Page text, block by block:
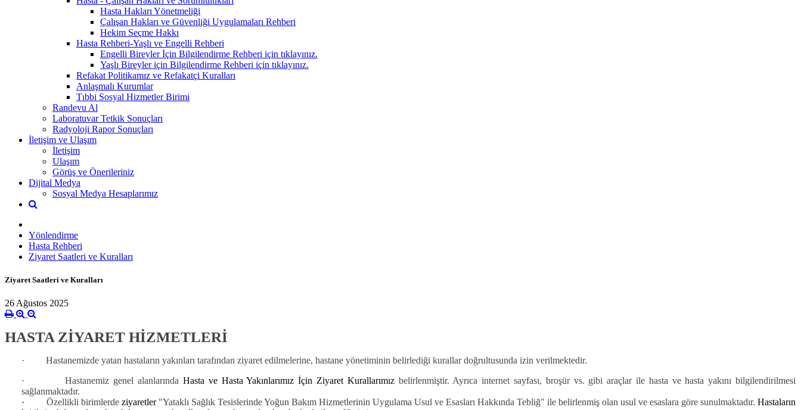
Hasta Hakları Yönetmeliği
Çalışan Hakları ve Güvenliği Uygulamaları Rehberi
Hekim Seçme Hakkı
Hasta Rehberi-Yaşlı ve Engelli Rehberi
Engelli Bireyler İçin Bilgilendirme Rehberi için tıklayınız.
Yaşlı Bireyler için Bilgilendirme Rehberi için tıklayınız.
Refakat Politikamız ve Refakatçi Kuralları
Anlaşmalı Kurumlar
Tıbbi Sosyal Hizmetler Birimi
Randevu Al
Laboratuvar Tetkik Sonuçları
Radyoloji Rapor Sonuçları
İletişim ve Ulaşım
İletişim
Ulaşım
Görüş ve Önerileriniz
Dijital Medya
Sosyal Medya Hesaplarımız
Yönlendirme
Hasta Rehberi
Ziyaret Saatleri ve Kuralları
Ziyaret Saatleri ve Kuralları
26 Ağustos 2025
HASTA ZİYARET HİZMETLERİ
·
Hastanemizde yatan hastaların yakınları tarafından ziyaret edilmelerine, hastane yönetiminin belirlediği kurallar doğrultusunda izin verilmektedir.
·
Hastanemiz genel alanlarında Hasta ve Hasta Yakınlarımız İçin Ziyaret Kurallarımızbelirlenmiştir. Ayrıca internet sayfası, broşür vs. gibi araçlar ile hasta ve hasta yakını bilgilendirilmesi
sağlanmaktadır.
·
Özellikli birimlerdeziyaretler "Yataklı Sağlık Tesislerinde Yoğun Bakım Hizmetlerinin Uygulama Usul ve Esasları Hakkında Tebliğ" ile belirlenmiş olan usul ve esaslara göre sunulmaktadır. Hastaların